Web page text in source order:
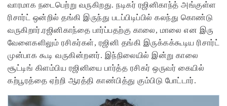
வாரமாக நடைபெற்று வருகிறது. நடிகர் ரஜினிகாந்த் அங்குள்ள
ரிசார்ட் ஒன்றில் தங்கி இருந்து படப்பிடிப்பில் கலந்து கொண்டு
வருகிறார்.ரஜினிகாந்தை பார்ப்பதற்கு காலை, மாலை என இரு
வேளைகளிலும் ரசிகர்கள், ரஜினி தங்கி இருக்கக்கூடிய ரிசார்ட்
முன்பாக கூடி வருகின்றனர். இந்நிலையில் இன்று காலை
சூட்டிங் கிளம்பிய ரஜினியை பார்த்த ரசிகர் ஒருவர் கையில்
கற்பூரத்தை ஏற்றி ஆரத்தி காண்பித்து கும்பிடு போட்டார்.